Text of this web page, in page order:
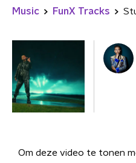
Music FunX Tracks
Om deze video te tonen